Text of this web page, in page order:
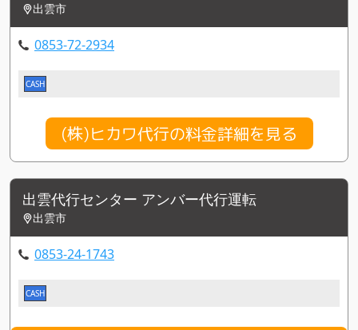
出雲市
0853-72-2934
CASH
(株)ヒカワ代行の料金詳細を見る
出雲代行センター アンバー代行運転
出雲市
0853-24-1743
CASH